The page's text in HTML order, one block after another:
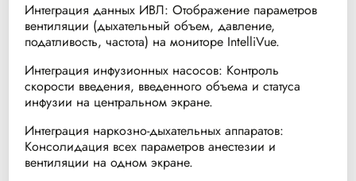
Интеграция данных ИВЛ: Отображение параметров
вентиляции (дыхательный объем, давление,
податливость, частота) на мониторе IntelliVue.
Интеграция инфузионных насосов: Контроль
скорости введения, введенного объема и статуса
инфузии на центральном экране.
Интеграция наркозно-дыхательных аппаратов:
Консолидация всех параметров анестезии и
вентиляции на одном экране.